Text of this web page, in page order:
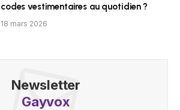
codes vestimentaires au quotidien ?
18 mars 2026
Newsletter
Gayvox